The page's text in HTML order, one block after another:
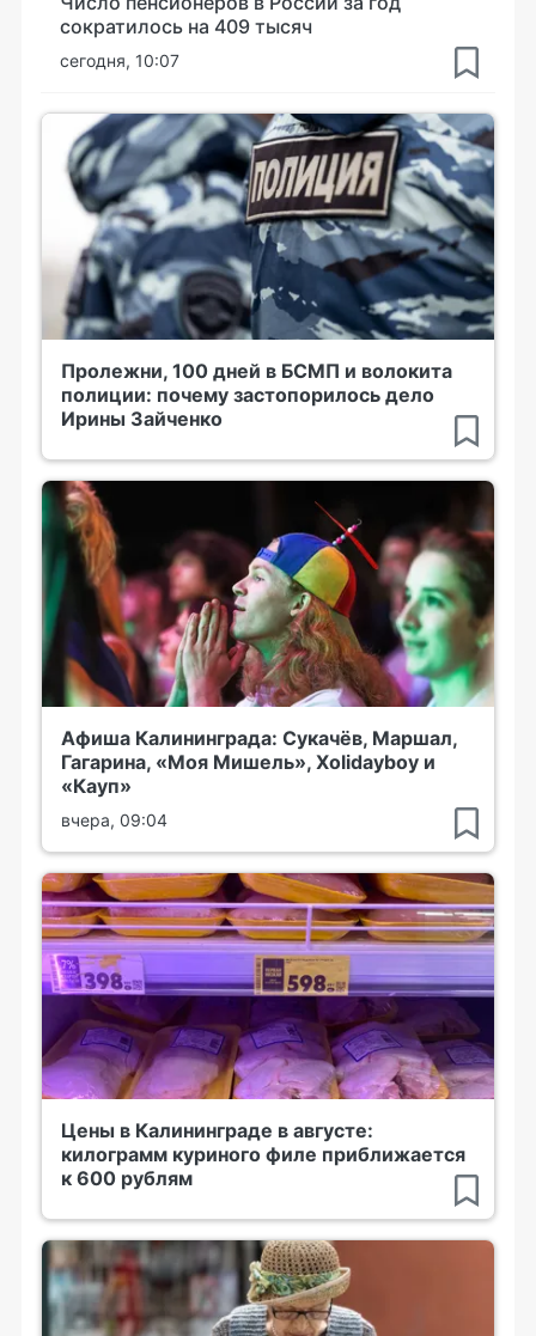
сократилось на 409 тысяч
сегодня, 10:07
Пролежни, 100 дней в БСМП и волокита
полиции: почему застопорилось дело
Ирины Зайченко
Афиша Калининграда: Сукачёв, Маршал,
Гагарина, «Моя Мишель», Xolidayboy и
«Кауп»
вчера, 09:04
Цены в Калининграде в августе:
килограмм куриного филе приближается
к 600 рублям